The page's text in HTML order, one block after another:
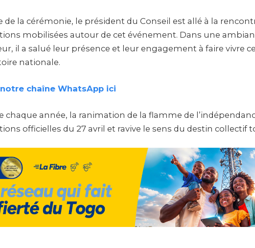
de la cérémonie, le président du Conseil est allé à la
mobilisées autour de cet événement. Dans une
il a salué leur présence et leur engagement à faire vivre
nationale.
chaîne WhatsApp ici
chaque année, la ranimation de la flamme de
officielles du 27 avril et ravive le sens du destin collectif